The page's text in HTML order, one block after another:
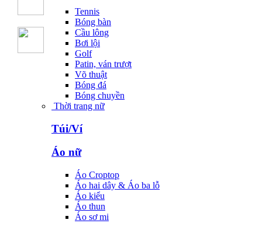
Tennis
Bóng bàn
Cầu lông
Bơi lội
Golf
Patin, ván trượt
Võ thuật
Bóng đá
Bóng chuyền
Thời trang nữ
Túi/Ví
Áo nữ
Áo Croptop
Áo hai dây & Áo ba lỗ
Áo kiểu
Áo thun
Áo sơ mi